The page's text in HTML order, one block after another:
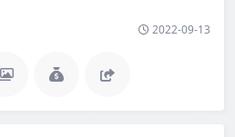
2022-09-13